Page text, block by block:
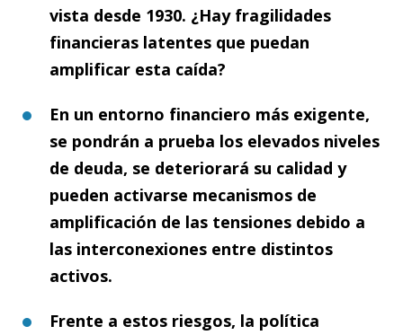
vista desde 1930. ¿Hay fragilidades
financieras latentes que puedan
amplificar esta caída?
En un entorno financiero más exigente,
se pondrán a prueba los elevados niveles
de deuda, se deteriorará su calidad y
pueden activarse mecanismos de
amplificación de las tensiones debido a
las interconexiones entre distintos
activos.
Frente a estos riesgos, la política